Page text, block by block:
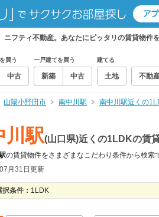
フティ不動産。あなたにピッタリの賃貸物件
買う
中古
一戸建てを買う
新築 中古
建てる
土地 不動
山陽小野田市 南中川駅 南中川駅近くの
川駅(山口県)近くの1LDKの賃
の賃貸物件をさまざまなこだわり条件から検索
月31日更新
条件： 1LDK